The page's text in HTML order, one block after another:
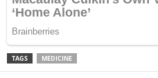
TAGS MEDICINE